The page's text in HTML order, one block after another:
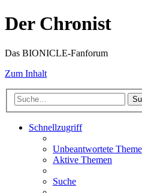
Der Chronist
Das BIONICLE-Fanforum
Zum Inhalt
Schnellzugriff
Unbeantwortete
Aktive Themen
Suche